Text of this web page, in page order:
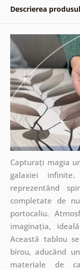
Descrierea
Capturați magia
galaxiei
reprezentând
completate de
portocaliu.
imaginația,
Această tablou
birou, aducând
materiale de